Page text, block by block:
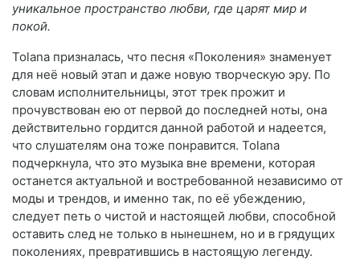
уникальное пространство любви, где царят мир и
покой.
Tolana призналась, что песня «Поколения» знаменует
для неё новый этап и даже новую творческую эру. По
словам исполнительницы, этот трек прожит и
прочувствован ею от первой до последней ноты, она
действительно гордится данной работой и надеется,
что слушателям она тоже понравится. Tolana
подчеркнула, что это музыка вне времени, которая
останется актуальной и востребованной независимо от
моды и трендов, и именно так, по её убеждению,
следует петь о чистой и настоящей любви, способной
оставить след не только в нынешнем, но и в грядущих
поколениях, превратившись в настоящую легенду.